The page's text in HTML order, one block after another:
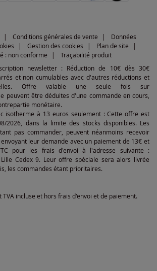
Conditions générales de vente
Données
Gestion des cookies
Plan de site
: non conforme
Traçabilité produit
newsletter : Réduction de 10€ dès 30€
et non cumulables avec d'autres réductions et
Offre valable une seule fois sur
peuvent être déduites d'une commande en cours,
monétaire.
isotherme à 13 euros seulement : Cette offre est
2026, dans la limite des stocks disponibles. Les
pas commander, peuvent néanmoins recevoir
leur demande avec un paiement de 13€ et
pour les frais d'envoi à l'adresse suivante :
Cedex 9. Leur offre spéciale sera alors livrée
les commandes étant prioritaires.
TVA incluse et hors frais d'envoi et de paiement.